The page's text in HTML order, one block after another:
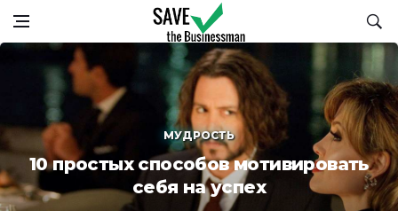
МУДРОСТЬ
10 простых способов мотивировать
себя на успех